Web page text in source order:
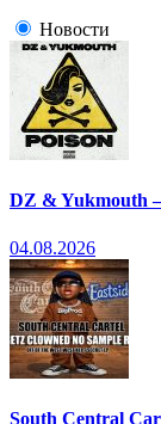
Новости
DZ & Yukmouth
04.08.2026
South Central